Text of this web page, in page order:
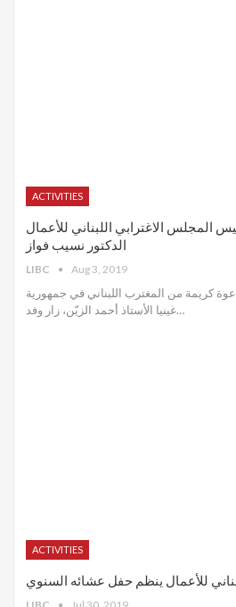
ACTIVITIES
الاغترابي اللبناني للأعمال
الدكتور نسيب فواز
LIBC Aug 3, 2019
٣ آب ٢٠١٩، وبدعوة كريمة من المغترب اللبناني في جمهورية
غينيا الأستاذ أحمد الزيّن، زار وفد…
ACTIVITIES
للأعمال ينظم حفل عشائه السنوي